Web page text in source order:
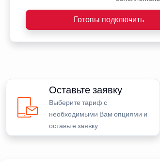
Готовы подключить
Оставьте заявку
Выберите тариф с
необходимыми Вам опциями и
оставьте заявку